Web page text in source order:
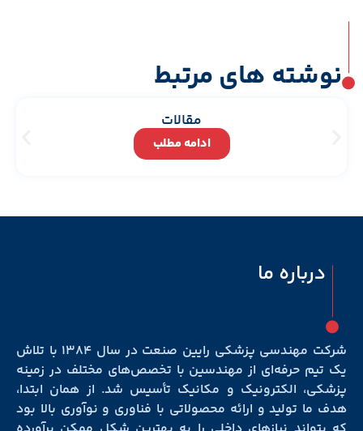
های مرتبط
ادامه مطلب
ما
شرکت مهندسی پزشکی رایین صنعت در سال ۱۳۸۴ با تلاش
از مهندسین با تخصص‌های مختلف در زمینه
الکترونیک و مکانیک تأسیس شد. از همان ابتدا،
و ارائه محصولاتی با فناوری و نوآوری بالا بود